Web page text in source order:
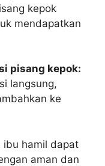
kepok
mendapatkan
pisang kepok:
langsung,
ke
ibu hamil dapat
aman dan